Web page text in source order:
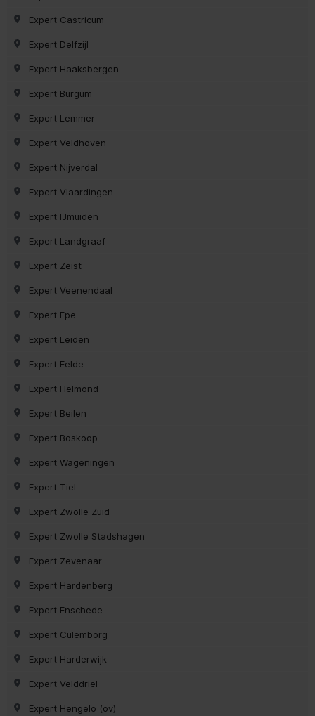
Expert Castricum
Expert Delfzijl
Expert Haaksbergen
Expert Burgum
Expert Lemmer
Expert Veldhoven
Expert Nijverdal
Expert Vlaardingen
Expert IJmuiden
Expert Landgraaf
Expert Zeist
Expert Veenendaal
Expert Epe
Expert Leiden
Expert Eelde
Expert Helmond
Expert Beilen
Expert Boskoop
Expert Wageningen
Expert Tiel
Expert Zwolle Zuid
Expert Zwolle Stadshagen
Expert Zevenaar
Expert Hardenberg
Expert Enschede
Expert Culemborg
Expert Harderwijk
Expert Velddriel
Expert Hengelo (ov)